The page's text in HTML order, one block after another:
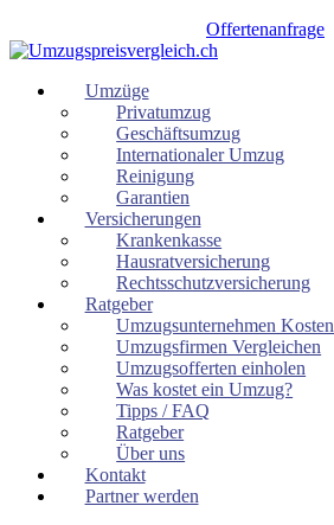
Offertenanfrage
Umzüge
Privatumzug
Geschäftsumzug
Internationaler Umzug
Reinigung
Garantien
Versicherungen
Krankenkasse
Hausratversicherung
Rechtsschutzversicherung
Ratgeber
Umzugsunternehmen Kosten
Umzugsfirmen Vergleichen
Umzugsofferten einholen
Was kostet ein Umzug?
Tipps / FAQ
Ratgeber
Über uns
Kontakt
Partner werden